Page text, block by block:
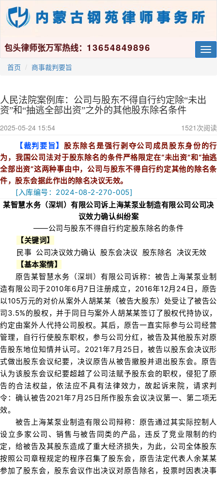
包头律师张万军热线： 13654849896
首页 商事裁判要旨
人民法院案例库：公司与股东不得自行约定除“未出
资”和“抽逃全部出资”之外的其他股东除名条件
2025-05-24 15:54 1521 次阅读
【裁判要旨】 股东除名是强行剥夺公司成员股东身份的行
为，我国公司法对于股东除名的条件严格限定在“未出资”和“抽逃
全部出资”这两种事由中，公司与股东不得自行约定其他的除名条
件，股东会据此作出的除名决议无效。
[入库编号： 2024-08-2-270-005]
某智慧水务（深圳）有限公司诉上海某泵业制造有限公司公司决
议效力确认纠纷案
——公司与股东不得自行约定股东除名的条件
【关键词】
民事 公司决议效力确认 股东会决议 股东除名 决议无效
【基本案情】
原告某智慧水务（深圳）有限公司诉称：被告上海某泵业制
造有限公司于2010年6月7日注册成立，2016年12月24日，原告
以105万元的对价从案外人胡某某（被告大股东）处受让了被告公
司3.5%的股权，并于同日与案外人胡某某签订了股权代持协议，
约定由案外人代持公司股权。其后，原告一直实际参与公司经营
管理，自行行使股东职权，参与公司分红，被告及其他股东对原
告股东地位知情并认可。2021年7月25日，被告以股东会决议形
式做出股东会议纪要，决议原告从被告撤股并退出股东会。原告
认为该股东会议纪要超越了公司法赋予股东会的职权，侵犯了原
告的合法权益，依法应不具有法律效力，故起诉来院，请求判
令：确认被告2021年7月25日所作股东会议决议第一、第二项无
效。
被告上海某泵业制造有限公司辩称：原告通过其实际控制人
设立多家公司、销售与被告同类的产品，违反了竞业限制的约
定，给被告及其股东造成了重大经济损失，为此，公司全体股东
按照公司章程规定的程序召集了股东会，原告法定代表人余某某
参加了股东会，股东会议作出决议对原告除名，投票时因表决事